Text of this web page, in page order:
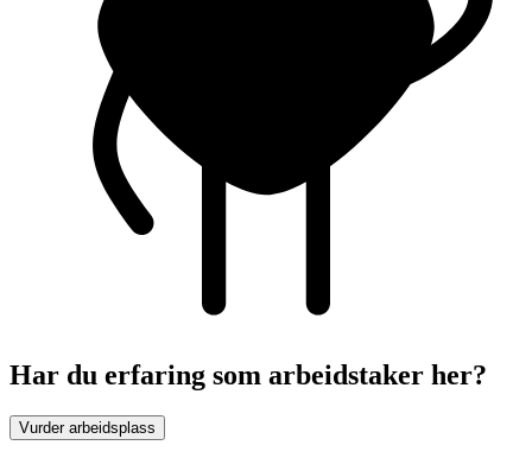
Har du erfaring som arbeidstaker her?
Vurder arbeidsplass